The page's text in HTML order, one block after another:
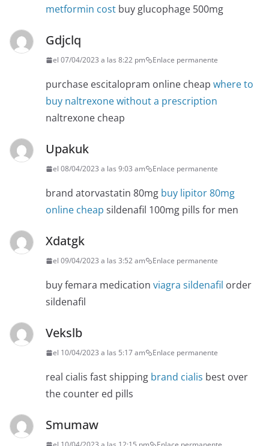
metformin cost buy glucophage 500mg
Gdjclq
el 07/04/2023 a las 8:22 pm Enlace permanente
purchase escitalopram online cheap where to
buy naltrexone without a prescription
naltrexone cheap
Upakuk
el 08/04/2023 a las 9:03 am Enlace permanente
brand atorvastatin 80mg buy lipitor 80mg
online cheap sildenafil 100mg pills for men
Xdatgk
el 09/04/2023 a las 3:52 am Enlace permanente
buy femara medication viagra sildenafil order
sildenafil
Vekslb
el 10/04/2023 a las 5:17 am Enlace permanente
real cialis fast shipping brand cialis best over
the counter ed pills
Smumaw